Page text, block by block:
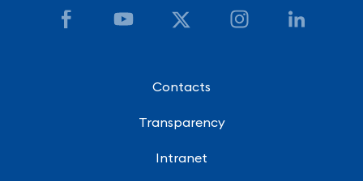
Contacts
Transparency
Intranet